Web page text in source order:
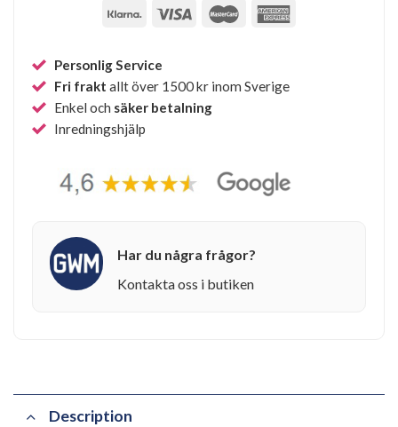
Personlig Service
Fri frakt allt över 1500 kr inom Sverige
Enkel och säker betalning
Inredningshjälp
Har du några frågor?
Kontakta oss i butiken
Description